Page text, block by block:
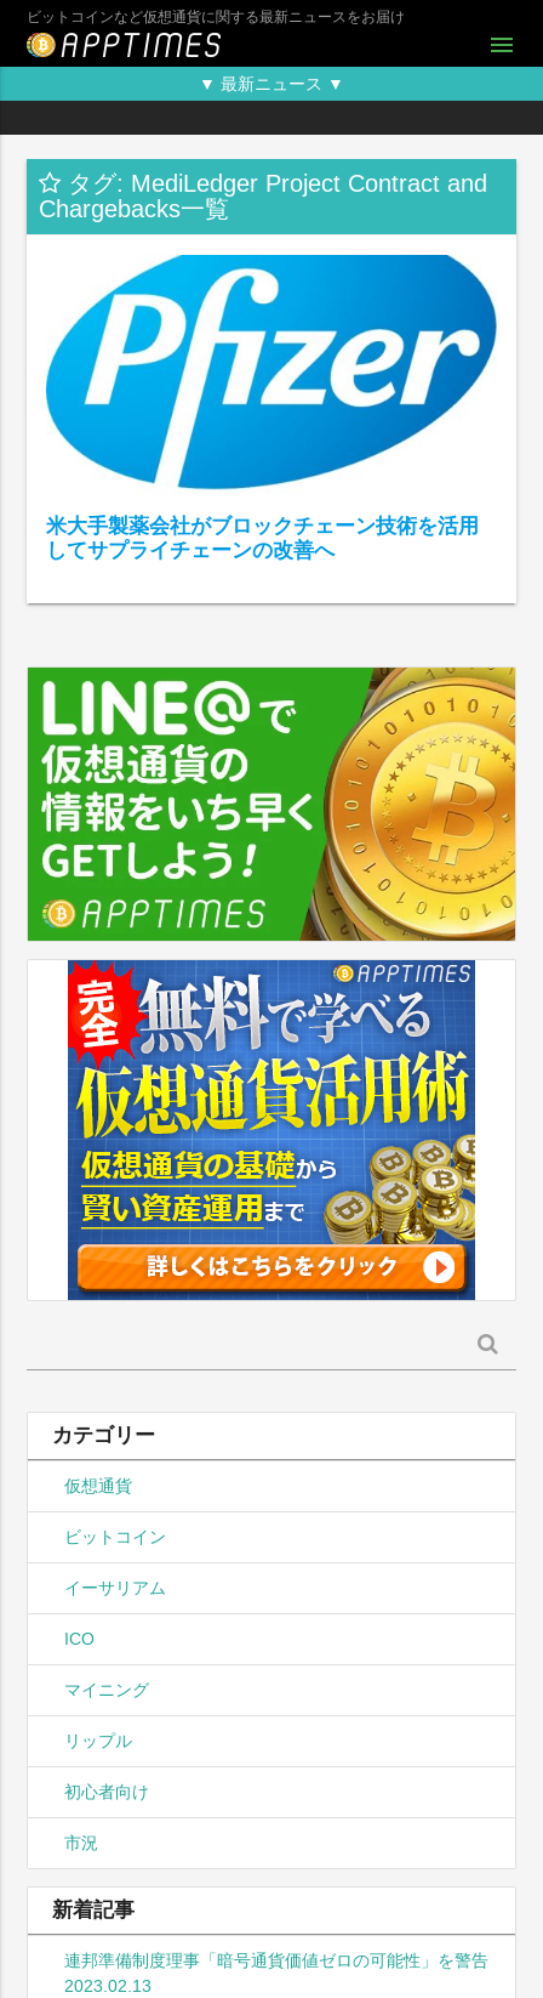
ビットコインなど仮想通貨に関する最新ニュースをお届け
menu
▼ 最新ニュース ▼
タグ: MediLedger Project Contract and
Chargebacks一覧
米大手製薬会社がブロックチェーン技術を活用
してサプライチェーンの改善へ
索:
カテゴリー
仮想通貨
ビットコイン
イーサリアム
ICO
マイニング
リップル
初心者向け
市況
新着記事
連邦準備制度理事「暗号通貨価値ゼロの可能性」を警告
2023.02.13